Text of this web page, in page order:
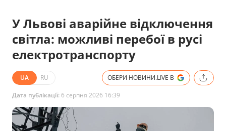
У Львові аварійне відключення
світла: можливі перебої в русі
електротранспорту
UA RU ОБЕРИ НОВИНИ.LIVE В
Дата публікації: 6 серпня 2026 16:39